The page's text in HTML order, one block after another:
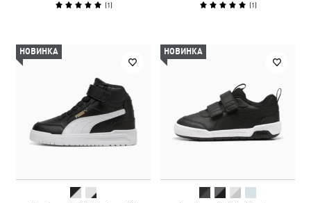
(1) (1)
НОВИНКА НОВИНКА